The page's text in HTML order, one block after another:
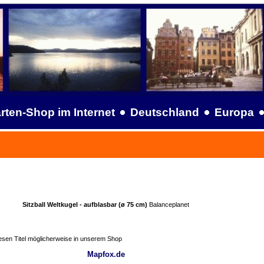
Shop im Internet Deutschland Europa
Sitzball Weltkugel - aufblasbar (ø 75 cm) Balanceplanet
Titel möglicherweise in unserem Shop
Mapfox.de